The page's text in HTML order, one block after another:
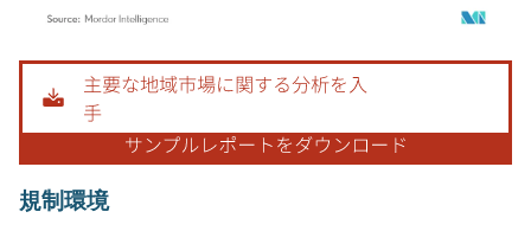
画像 © Mordor Intelligence。再利用にはCC BY 4.0の表示が必要です。
規制環境